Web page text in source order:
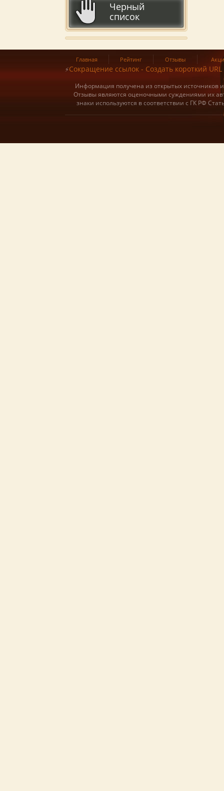
Черный
список
Главная Рейтинг Отзывы
⚡Сокращение ссылок - Создать короткий URL
Информация получена из открытых источников
Отзывы являются оценочными суждениями их
знаки используются в соответствии с ГК РФ